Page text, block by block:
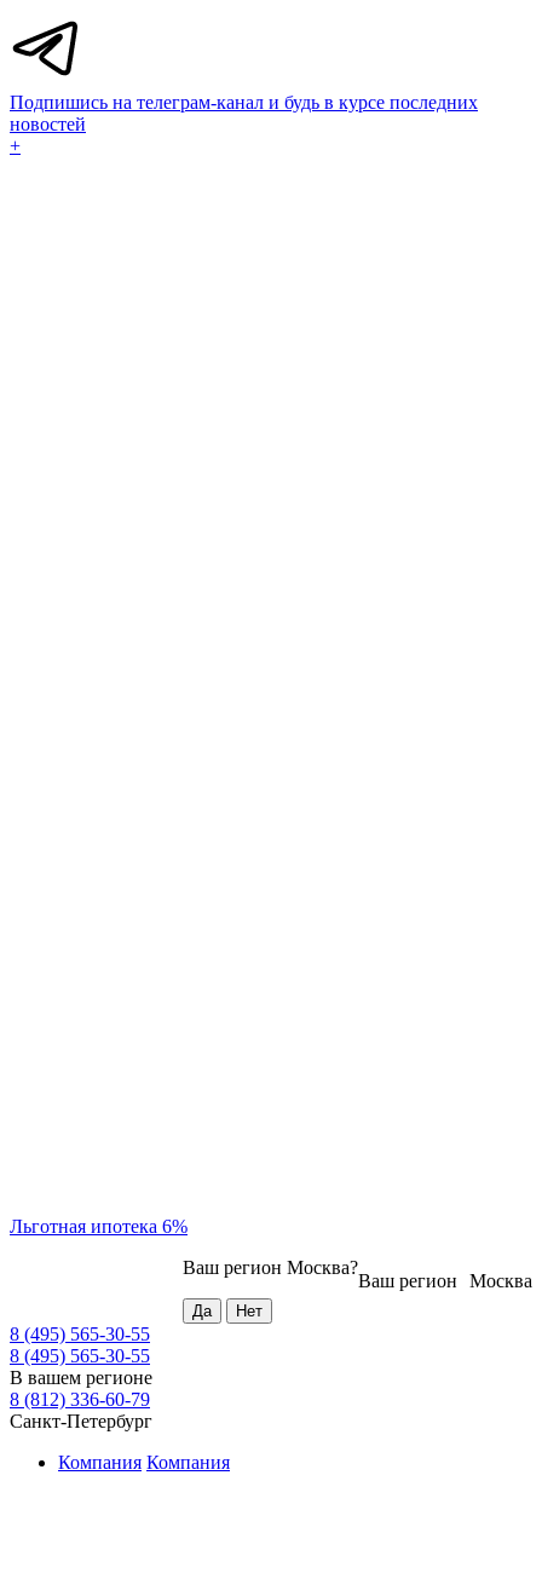
Подпишись на телеграм-канал и будь в курсе последних
новостей
+
Льготная ипотека 6%
Москва
Ваш регион
Ваш регион Москва?
8 (495) 565-30-55
8 (495) 565-30-55
В вашем регионе
8 (812) 336-60-79
Санкт-Петербург
Компания Компания